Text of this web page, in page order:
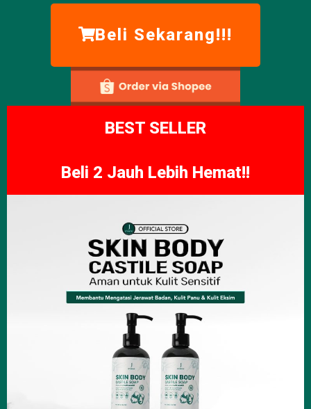
Beli Sekarang!!!
BEST SELLER
Beli 2 Jauh Lebih Hemat!!